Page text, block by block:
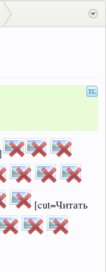
[cut=Читать